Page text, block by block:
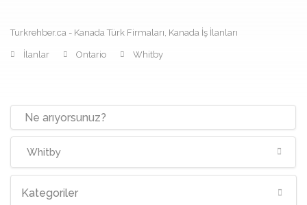
Turkrehber.ca - Kanada Türk Firmaları, Kanada İş İlanları
İlanlar Ontario Whitby
Whitby
Kategoriler